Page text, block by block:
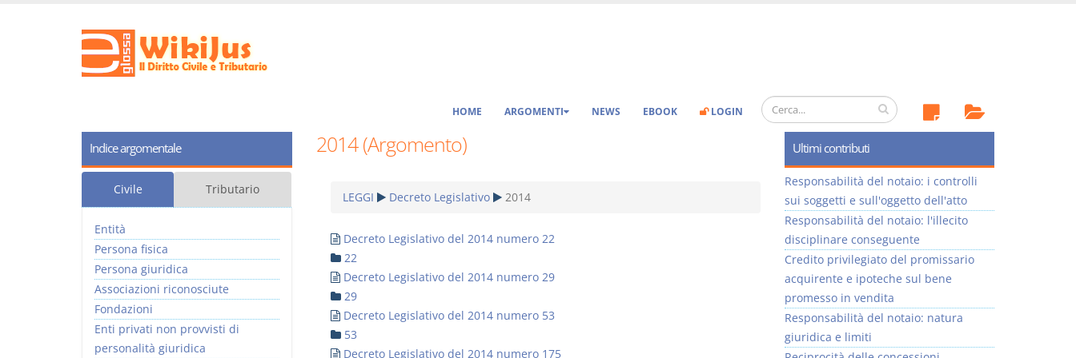
HOME ARGOMENTI NEWS EBOOK LOGIN
2014 (Argomento)
LEGGI Decreto Legislativo 2014
Decreto Legislativo del 2014 numero 22
22
Decreto Legislativo del 2014 numero 29
29
Decreto Legislativo del 2014 numero 53
53
Decreto Legislativo del 2014 numero 175
Indice argomentale
Civile Tributario
Entità
Persona fisica
Persona giuridica
Associazioni riconosciute
Fondazioni
Enti privati non provvisti di
personalità giuridica
Ultimi contributi
Responsabilità del notaio: i controlli
sui soggetti e sull'oggetto dell'atto
Responsabilità del notaio: l'illecito
disciplinare conseguente
Credito privilegiato del promissario
acquirente e ipoteche sul bene
promesso in vendita
Responsabilità del notaio: natura
giuridica e limiti